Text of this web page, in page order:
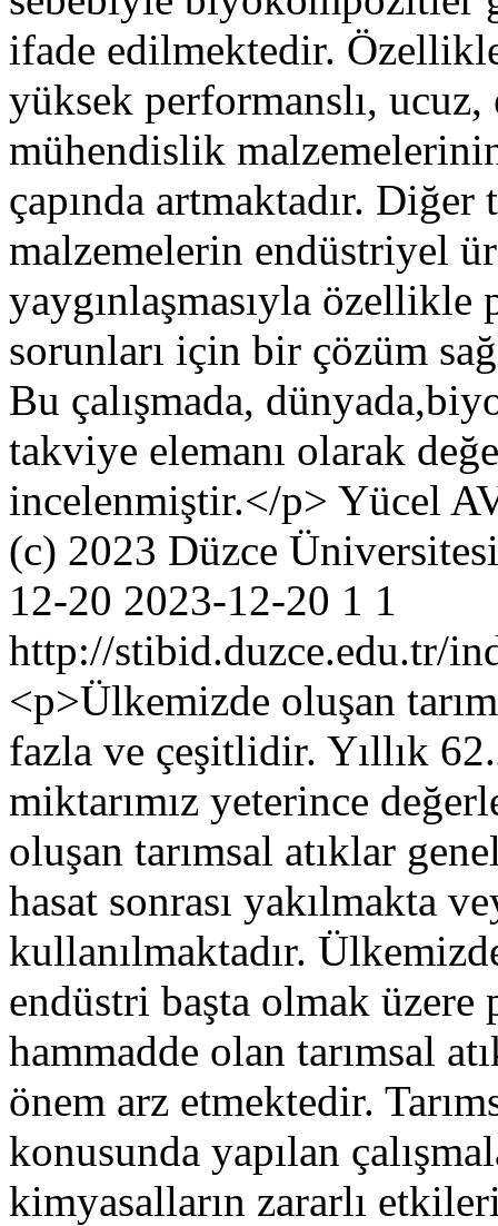
ifade edilmektedir.
yüksek performanslı,
mühendislik
çapında artmaktadır.
malzemelerin endüstriyel
yaygınlaşmasıyla özellikle
sorunları için bir çözüm
Bu çalışmada,
takviye elemanı olarak
incelenmiştir.</p> Yücel
(c) 2023 Düzce
12-20 2023-12-20 1 1
http://stibid.duzce.edu.tr/
<p>Ülkemizde oluşan
fazla ve çeşitlidir. Yıllık
miktarımız yeterince
oluşan tarımsal atıklar
hasat sonrası yakılmakta
kullanılmaktadır.
endüstri başta olmak
hammadde olan tarımsal
önem arz etmektedir.
konusunda yapılan
kimyasalların zararlı